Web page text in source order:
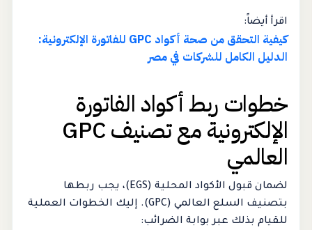
اقرأ أيضاً:
كيفية التحقق من صحة أكواد GPC للفاتورة الإلكترونية:
الدليل الكامل للشركات في مصر
خطوات ربط أكواد الفاتورة
الإلكترونية مع تصنيف GPC
العالمي
لضمان قبول الأكواد المحلية (EGS)، يجب ربطها
بتصنيف السلع العالمي (GPC). إليك الخطوات العملية
للقيام بذلك عبر بوابة الضرائب: